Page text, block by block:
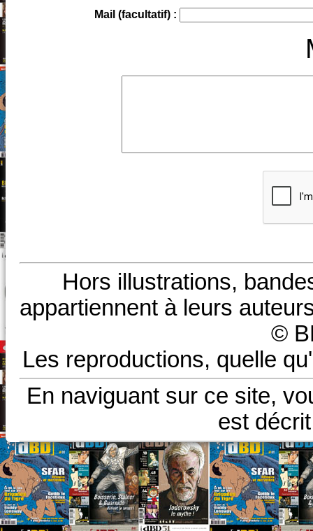
Mail (facultatif) :
Hors illustrations,
appartiennent à leurs
©
Les reproductions, quelle
En naviguant sur ce site,
est